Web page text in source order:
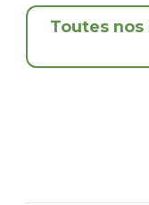
Toutes nos